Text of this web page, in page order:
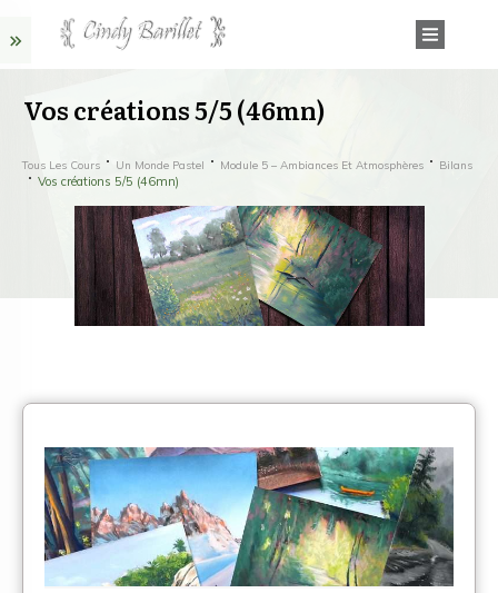
Vos créations 5/5 (46mn)
Tous Les Cours Un Monde Pastel Module 5 – Ambiances Et Atmosphères Bilans
Vos créations 5/5 (46mn)